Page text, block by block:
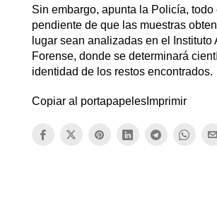
Sin embargo, apunta la Policía, todo
pendiente de que las muestras
lugar sean analizadas en el Instituto
Forense, donde se determinará
identidad de los restos encontrados.
Copiar al portapapelesImprimir